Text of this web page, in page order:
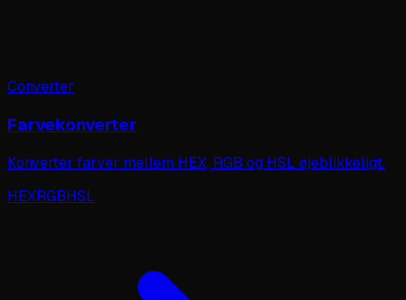
Converter
Farvekonverter
Konverter farver mellem HEX, RGB og HSL øjeblikkeligt.
HEXRGBHSL